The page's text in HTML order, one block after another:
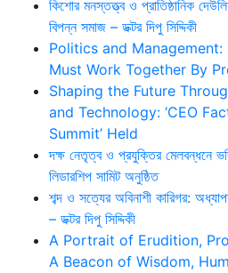
কিশোর মনস্তত্ত্ব ও প্রাতিষ্ঠানিক
বিপন্ন সমাজ – ডক্টর দিপু সিদ্দিকী
Politics and
Must Work Together By
Shaping the Future
and Technology: ‘CEO
Summit’ Held
দক্ষ নেতৃত্ব ও প্রযুক্তির মেলবন্ধনে
লিডারশিপ সামিট অনুষ্ঠিত
শব্দ ও সত্যের অবিনাশী কারিগর:
– ডক্টর দিপু সিদ্দিকী
A Portrait of Erudition,
A Beacon of Wisdom,